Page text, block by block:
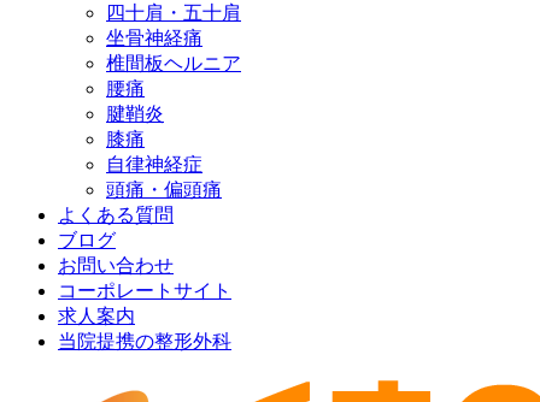
四十肩・五十肩
坐骨神経痛
椎間板ヘルニア
腰痛
腱鞘炎
膝痛
自律神経症
頭痛・偏頭痛
よくある質問
ブログ
お問い合わせ
コーポレートサイト
求人案内
当院提携の整形外科